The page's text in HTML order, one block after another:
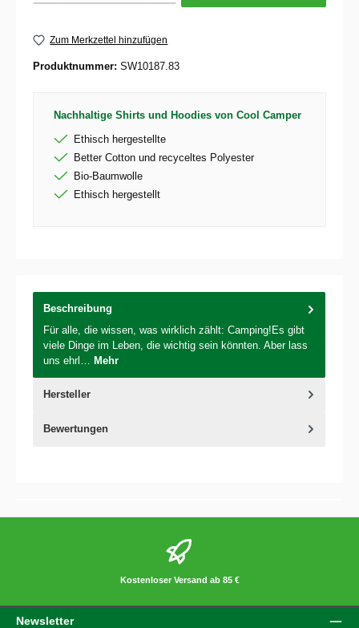
Zum Merkzettel hinzufügen
Produktnummer: SW10187.83
Nachhaltige Shirts und Hoodies von Cool Camper
Ethisch hergestellte
Better Cotton und recyceltes Polyester
Bio-Baumwolle
Ethisch hergestellt
Beschreibung
Für alle, die wissen, was wirklich zählt: Camping!Es gibt
viele Dinge im Leben, die wichtig sein könnten. Aber lass
uns ehrl… Mehr
Hersteller
Bewertungen
Kostenloser Versand ab 85 €
Newsletter